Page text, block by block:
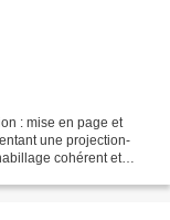
: mise en page et
une projection-
cohérent et